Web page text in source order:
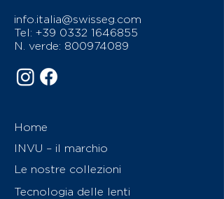
info.italia@swisseg.com
Tel: +39 0332 1646855
N. verde: 800974089
Home
INVU – il marchio
Le nostre collezioni
Tecnologia delle lenti